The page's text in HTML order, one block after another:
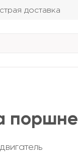
доставка